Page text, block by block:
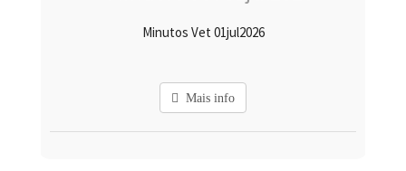
Minutos Vet 01jul2026
Mais info